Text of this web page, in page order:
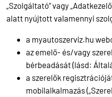
„Szolgáltató” vagy
alatt nyújtott valamennyi
a myautoszerviz.hu
az emelő- és/vagy
bérbeadását (lásd:
a szerelők
mobilalkalmazás